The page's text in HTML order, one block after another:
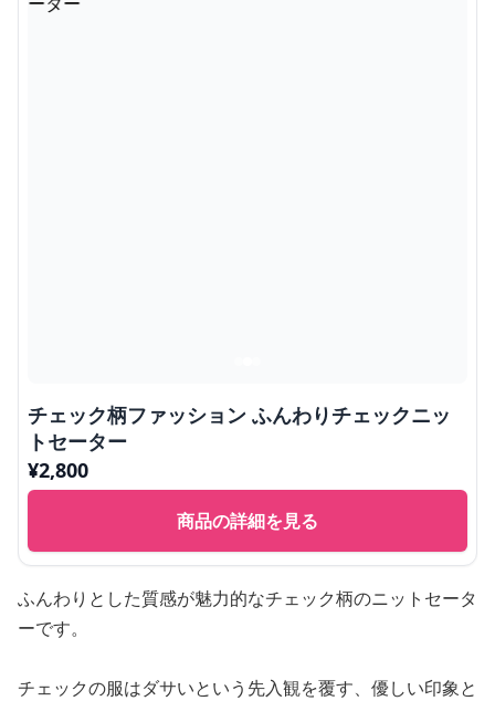
チェック柄ファッション ふんわりチェックニッ
トセーター
¥2,800
商品の詳細を見る
ふんわりとした質感が魅力的なチェック柄のニットセータ
ーです。
チェックの服はダサいという先入観を覆す、優しい印象と